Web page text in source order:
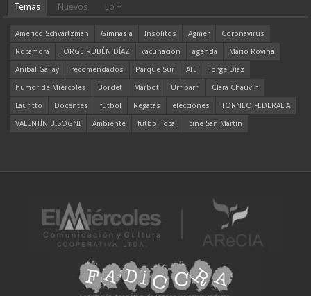
Temas Nuevos Lo +
Americo Schvartzman Gimnasia Insólitos Agmer
Coronavirus
Rocamora
JORGE RUBÉN DÍAZ vacunación agenda
Mario Rovina
Aníbal Gallay
recomendados Parque Sur ATE
Jorge Díaz
humor de Miércoles
Bordet Marbot Urribarri
Clara Chauvín
Lauritto
Docentes fútbol Regatas elecciones
TORNEO FEDERAL A
VALENTÍN BISOGNI
Ambiente fútbol local cine San Martín